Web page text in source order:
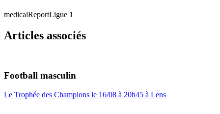
medicalReportLigue 1
Articles associés
Football masculin
Le Trophée des Champions le 16/08 à 20h45 à Lens